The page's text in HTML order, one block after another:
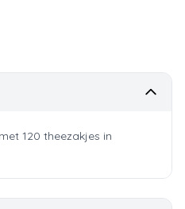
120 theezakjes in